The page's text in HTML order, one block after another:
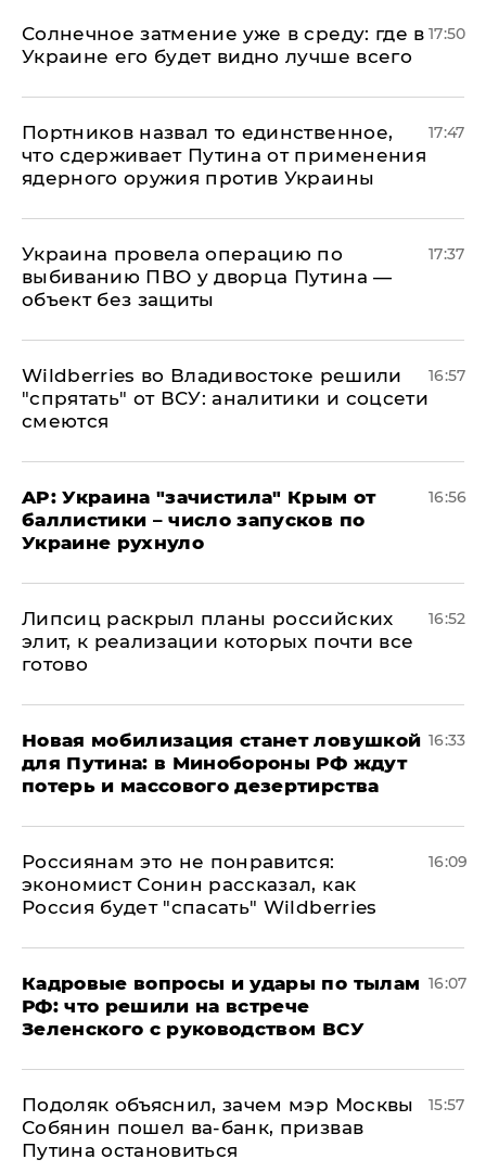
​Солнечное затмение уже в среду: где в
Украине его будет видно лучше всего
17:50
Портников назвал то единственное,
что сдерживает Путина от применения
ядерного оружия против Украины
17:47
Украина провела операцию по
выбиванию ПВО у дворца Путина —
объект без защиты
17:37
Wildberries во Владивостоке решили
"спрятать" от ВСУ: аналитики и соцсети
смеются
16:57
AP: Украина "зачистила" Крым от
баллистики – число запусков по
Украине рухнуло
16:56
Липсиц раскрыл планы российских
элит, к реализации которых почти все
готово
16:52
​Новая мобилизация станет ловушкой
для Путина: в Минобороны РФ ждут
потерь и массового дезертирства
16:33
Россиянам это не понравится:
экономист Сонин рассказал, как
Россия будет "спасать" Wildberries
16:09
Кадровые вопросы и удары по тылам
РФ: что решили на встрече
Зеленского с руководством ВСУ
16:07
Подоляк объяснил, зачем мэр Москвы
Собянин пошел ва-банк, призвав
Путина остановиться
15:57